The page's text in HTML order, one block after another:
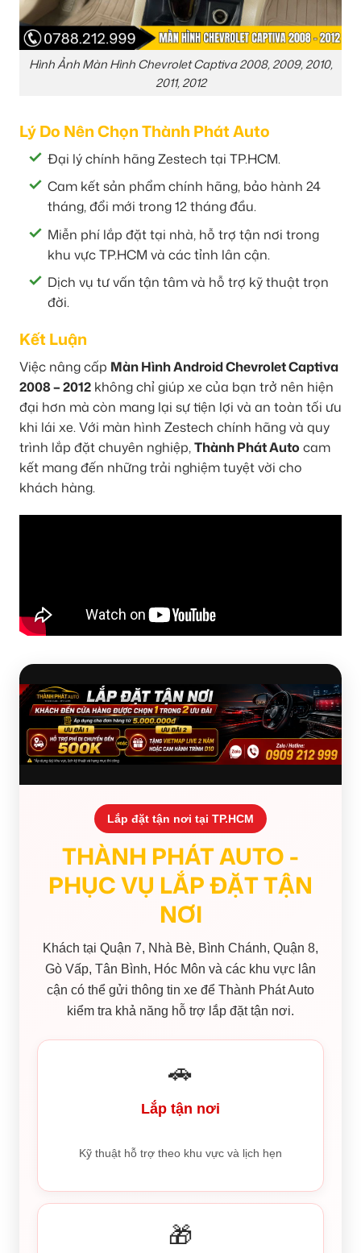
Hình Ảnh Màn Hình Chevrolet Captiva 2008, 2009, 2010,
2011, 2012
Lý Do Nên Chọn Thành Phát Auto
Đại lý chính hãng Zestech tại TP.HCM.
Cam kết sản phẩm chính hãng, bảo hành 24
tháng, đổi mới trong 12 tháng đầu.
Miễn phí lắp đặt tại nhà, hỗ trợ tận nơi trong
khu vực TP.HCM và các tỉnh lân cận.
Dịch vụ tư vấn tận tâm và hỗ trợ kỹ thuật trọn
đời.
Kết Luận
Việc nâng cấp Màn Hình Android Chevrolet Captiva
2008 – 2012 không chỉ giúp xe của bạn trở nên hiện
đại hơn mà còn mang lại sự tiện lợi và an toàn tối ưu
khi lái xe. Với màn hình Zestech chính hãng và quy
trình lắp đặt chuyên nghiệp,Thành Phát Auto cam
kết mang đến những trải nghiệm tuyệt vời cho
khách hàng.
Lắp đặt tận nơi tại TP.HCM
THÀNH PHÁT AUTO -
PHỤC VỤ LẮP ĐẶT TẬN
NƠI
Khách tại Quận 7, Nhà Bè, Bình Chánh, Quận 8,
Gò Vấp, Tân Bình, Hóc Môn và các khu vực lân
cận có thể gửi thông tin xe để Thành Phát Auto
kiểm tra khả năng hỗ trợ lắp đặt tận nơi.
🚗
Lắp tận nơi
Kỹ thuật hỗ trợ theo khu vực và lịch hẹn
🎁